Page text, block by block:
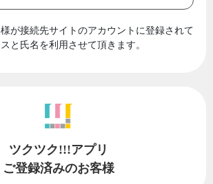
が接続先サイトのアカウントに登録されて
と氏名を利用させて頂きます。
ツクツク!!!アプリ
ご登録済みのお客様